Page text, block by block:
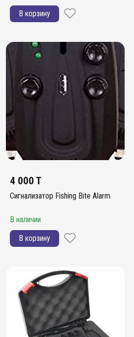
В корзину
4 000 T
Сигнализатор Fishing Bite Alarm
В наличии
В корзину